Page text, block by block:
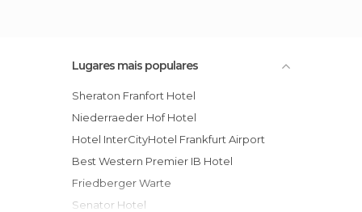
Lugares mais populares
Sheraton Franfort Hotel
Niederraeder Hof Hotel
Hotel InterCityHotel Frankfurt Airport
Best Western Premier IB Hotel
Friedberger Warte
Senator Hotel